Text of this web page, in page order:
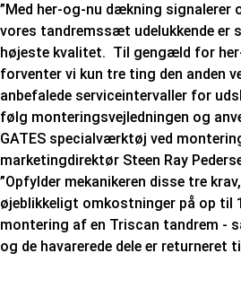
”Med her-og-nu dækning signalerer
vores tandremssæt udelukkende er
højeste kvalitet. Til gengæld for
forventer vi kun tre ting den anden
anbefalede serviceintervaller for
følg monteringsvejledningen og
GATES specialværktøj ved
marketingdirektør Steen Ray
”Opfylder mekanikeren disse tre
øjeblikkeligt omkostninger på op til
montering af en Triscan tandrem -
og de havarerede dele er returneret